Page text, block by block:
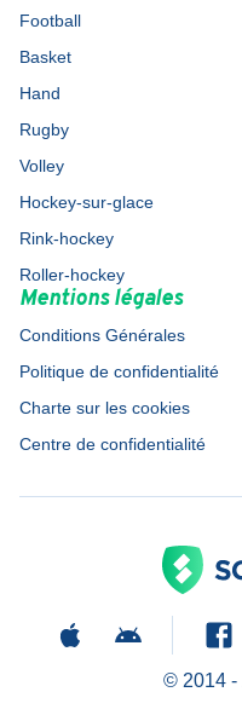
Football
Basket
Hand
Rugby
Volley
Hockey-sur-glace
Rink-hockey
Roller-hockey
Mentions légales
Conditions Générales
Politique de confidentialité
Charte sur les cookies
Centre de confidentialité
© 2014 -